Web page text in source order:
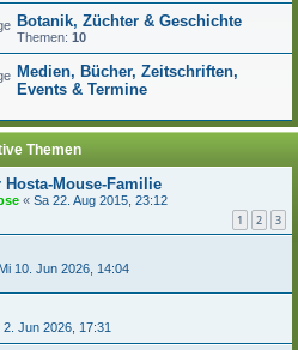
Botanik, Züchter & Geschichte
Themen: 10
Medien, Bücher, Zeitschriften,
Events & Termine
Themen
Mouse-Familie
« Sa 22. Aug 2015, 23:12
1 2 3
Mi 10. Jun 2026, 14:04
2. Jun 2026, 17:31